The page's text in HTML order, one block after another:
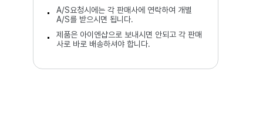
A/S요청시에는 각 판매사에 연락하여 개별
A/S를 받으시면 됩니다.
제품은 아이엔샵으로 보내시면 안되고 각 판매
사로 바로 배송하셔야 합니다.